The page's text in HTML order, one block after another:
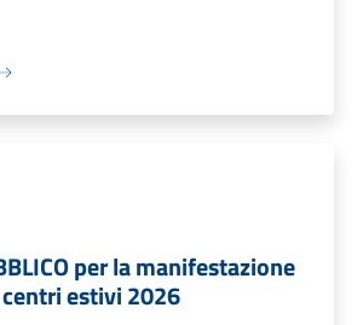
per la manifestazione
estivi 2026